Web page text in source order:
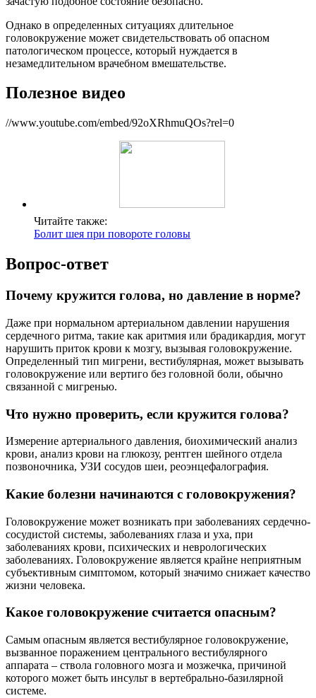
Однако в определенных ситуациях длительное
головокружение может свидетельствовать об опасном
патологическом процессе, который нуждается в
незамедлительном врачебном вмешательстве.
Полезное видео
//www.youtube.com/embed/92oXRhmuQOs?rel=0
Читайте также:
Болит шея при повороте головы
Вопрос-ответ
Почему кружится голова, но давление в норме?
Даже при нормальном артериальном давлении нарушения
сердечного ритма, такие как аритмия или брадикардия, могут
нарушить приток крови к мозгу, вызывая головокружение.
Определенный тип мигрени, вестибулярная, может вызывать
головокружение или вертиго без головной боли, обычно
связанной с мигренью.
Что нужно проверить, если кружится голова?
Измерение артериального давления, биохимический анализ
крови, анализ крови на глюкозу, рентген шейного отдела
позвоночника, УЗИ сосудов шеи, реоэнцефалография.
Какие болезни начинаются с головокружения?
Головокружение может возникать при заболеваниях сердечно-
сосудистой системы, заболеваниях глаза и уха, при
заболеваниях крови, психических и неврологических
заболеваниях. Головокружение является крайне неприятным
субъективным симптомом, который значимо снижает качество
жизни человека.
Какое головокружение считается опасным?
Самым опасным является вестибулярное головокружение,
вызванное поражением центрального вестибулярного
аппарата – ствола головного мозга и мозжечка, причиной
которого может быть инсульт в вертебрально-базилярной
системе.